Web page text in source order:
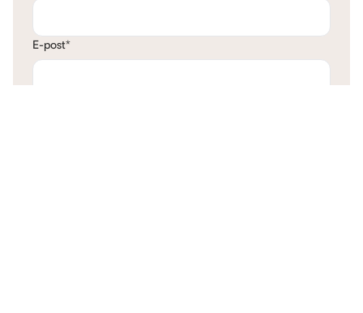
E-post*